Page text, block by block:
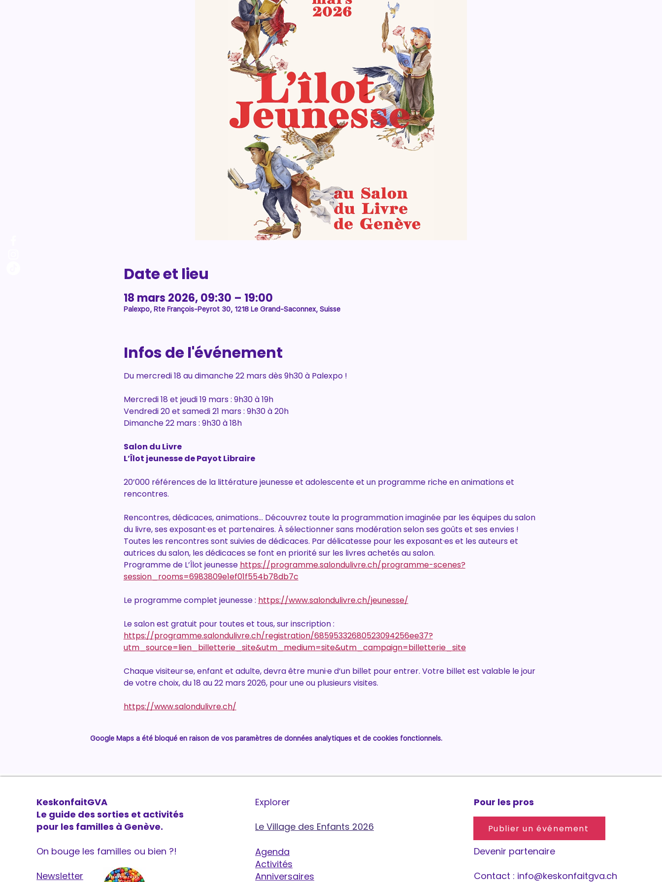
Date et lieu
18 mars 2026, 09:30 – 19:00
Palexpo, Rte François-Peyrot 30, 1218 Le Grand-Saconnex, Suisse
Infos de l'événement
Du mercredi 18 au dimanche 22 mars dès 9h30 à Palexpo !
Mercredi 18 et jeudi 19 mars : 9h30 à 19h
Vendredi 20 et samedi 21 mars : 9h30 à 20h
Dimanche 22 mars : 9h30 à 18h
Salon du Livre
L’Îlot jeunesse de Payot Libraire
20’000 références de la littérature jeunesse et adolescente et un programme riche en animations et
rencontres.
Rencontres, dédicaces, animations… Découvrez toute la programmation imaginée par les équipes du salon
du livre, ses exposant·es et partenaires. À sélectionner sans modération selon ses goûts et ses envies !
Toutes les rencontres sont suivies de dédicaces. Par délicatesse pour les exposant·es et les auteurs et
autrices du salon, les dédicaces se font en priorité sur les livres achetés au salon.
Programme de L’Îlot jeunesse https://programme.salondulivre.ch/programme-scenes?
session_rooms=6983809e1ef01f554b78db7c
Le programme complet jeunesse : https://www.salondulivre.ch/jeunesse/
Le salon est gratuit pour toutes et tous, sur inscription :
https://programme.salondulivre.ch/registration/68595332680523094256ee37?
utm_source=lien_billetterie_site&utm_medium=site&utm_campaign=billetterie_site
Chaque visiteur·se, enfant et adulte, devra être muni·e d’un billet pour entrer. Votre billet est valable le jour
de votre choix, du 18 au 22 mars 2026, pour une ou plusieurs visites.
https://www.salondulivre.ch/
Google Maps a été bloqué en raison de vos paramètres de données analytiques et de cookies fonctionnels.
KeskonfaitGVA
Le guide des sorties et activités
pour les familles à Genève.
On bouge les familles ou bien ?!
Newsletter
Explorer
Le Village des Enfants 2026
Agenda
Activités
Anniversaires
Pour les pros
Devenir partenaire
Contact : info@keskonfaitgva.ch
Publier un événement